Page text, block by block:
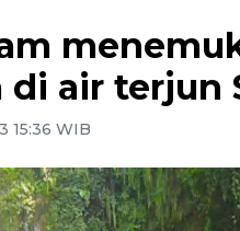
air terjun
15:36 WIB